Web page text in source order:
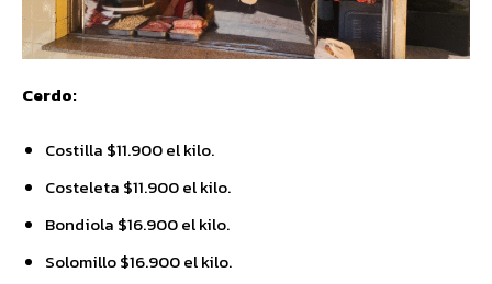
Cerdo:
Costilla $11.900 el kilo.
Costeleta $11.900 el kilo.
Bondiola $16.900 el kilo.
Solomillo $16.900 el kilo.